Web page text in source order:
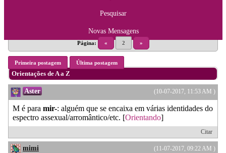
Pesquisar
Novas Mensagens
Página: « 2 »
Primeira postagem Última postagem
Orientações de A a Z
(10-07-2017, 11:53 AM )
Aster
M é para mir-: alguém que se encaixa em várias identidades do
espectro assexual/arromântico/etc. [Orientando]
Citar
(11-07-2017, 09:22 AM )
mimi